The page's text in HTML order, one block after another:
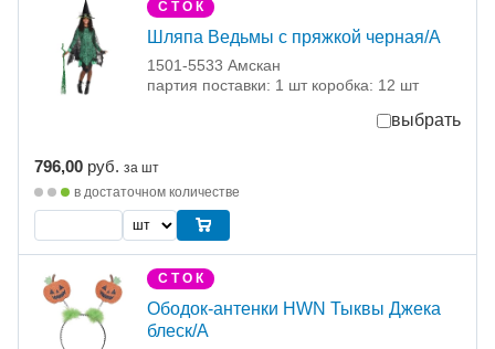
С Т О К
Шляпа Ведьмы с пряжкой черная/А
1501-5533 Амскан
партия поставки: 1 шт коробка: 12 шт
выбрать
796,00 руб. за шт
в достаточном количестве
С Т О К
Ободок-антенки HWN Тыквы Джека
блеск/А